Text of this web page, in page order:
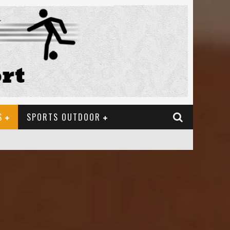
SPORTS OUTDOOR